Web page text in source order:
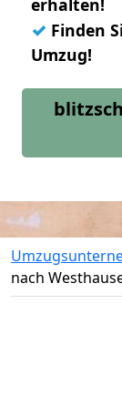
erhalten!
✓ Finden
Umzug!
nach